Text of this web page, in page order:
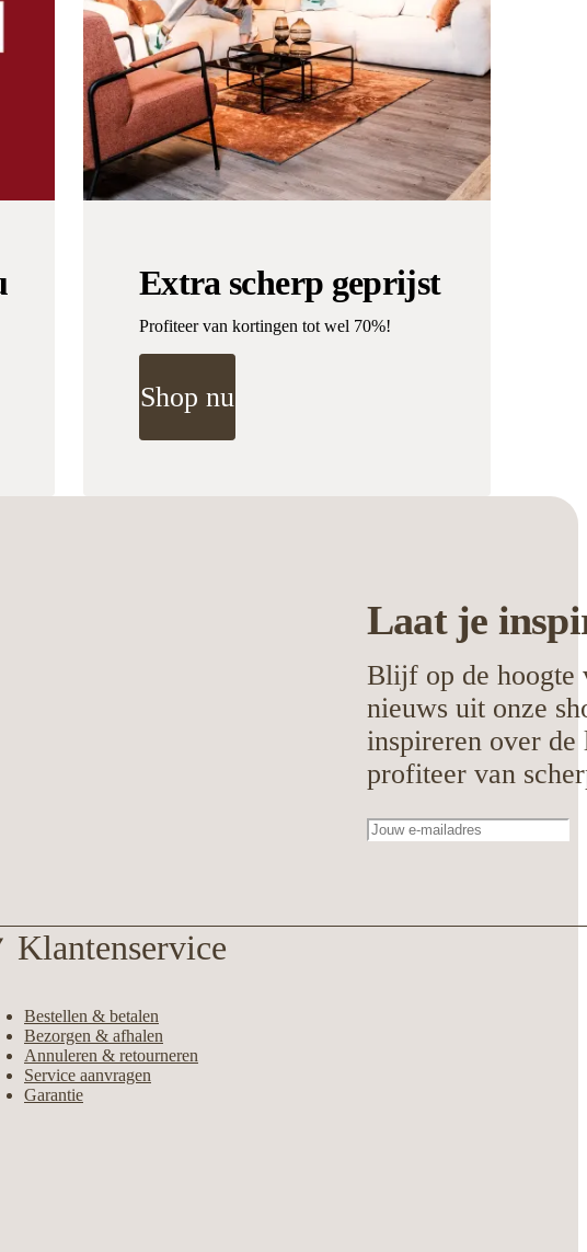
Extra scherp geprijst
Profiteer van kortingen tot wel 70%!
Shop nu
Laat je
Blijf op de hoogte
nieuws uit onze
inspireren over de
profiteer van
Klantenservice
Bestellen & betalen
Bezorgen & afhalen
Annuleren & retourneren
Service aanvragen
Garantie